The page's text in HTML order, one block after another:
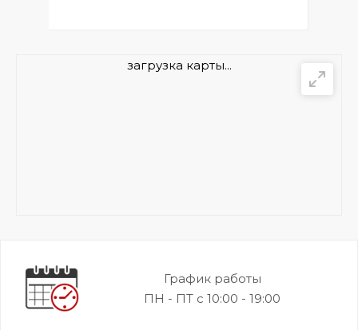
загрузка карты...
График работы
ПН - ПТ с 10:00 - 19:00